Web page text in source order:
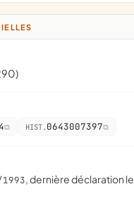
HIST. 0643007397
, dernière déclaration le